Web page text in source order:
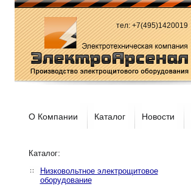
тел: +7(495)1420019
О Компании Каталог Новости
Каталог:
Низковольтное электрощитовое
оборудование